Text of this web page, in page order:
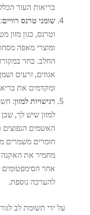
בריאות העור
שומני טרנס רוויים
וטרנס, כגון מזון
ומוצרי מאפה
החלב. בחר
אגוזים, זרעים
ומקדמים את
רגישויות למזון:
למזון שיש לך,
האשמים הנפוצים
חומרים משמרים
מחמיר את האקנה
אחר
להערכה נוספת.
על ידי תשומת לב